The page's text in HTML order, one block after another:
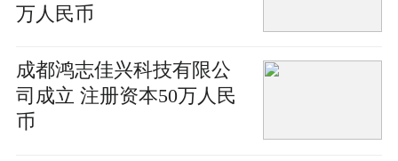
万人民币
成都鸿志佳兴科技有限公
司成立 注册资本50万人民
币